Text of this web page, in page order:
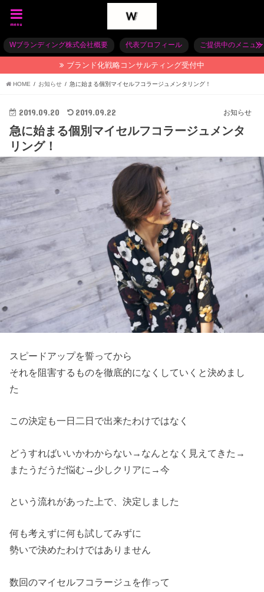
menu
Wブランディング株式会社概要 代表プロフィール ご提供中のメニュー
ブランド化戦略コンサルティング受付中
HOME お知らせ 急に始まる個別マイセルフコラージュメンタリング！
お知らせ
2019.09.20 2019.09.22
急に始まる個別マイセルフコラージュメンタ
リング！
スピードアップを誓ってから
それを阻害するものを徹底的になくしていくと決めまし
た
この決定も一日二日で出来たわけではなく
どうすればいいかわからない→なんとなく見えてきた→
またうだうだ悩む→少しクリアに→今
という流れがあった上で、決定しました
何も考えずに何も試してみずに
勢いで決めたわけではありません
数回のマイセルフコラージュを作って